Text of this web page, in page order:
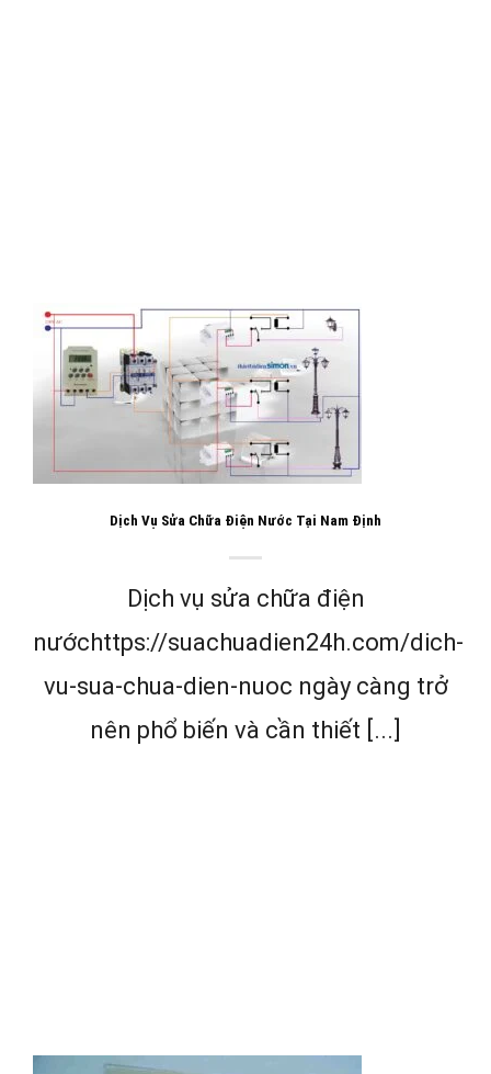
Dịch Vụ Sửa Chữa Điện Nước Tại Nam Định
Dịch vụ sửa chữa điện
nướchttps://suachuadien24h.com/dich-
vu-sua-chua-dien-nuoc ngày càng trở
nên phổ biến và cần thiết [...]